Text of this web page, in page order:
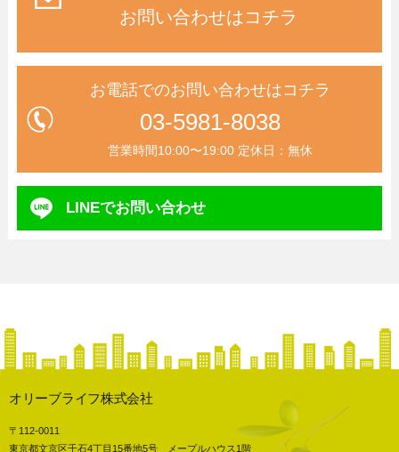
お問い合わせはコチラ
お電話でのお問い合わせはコチラ
03-5981-8038
営業時間10:00〜19:00 定休日：無休
LINEでお問い合わせ
オリーブライフ株式会社
〒112-0011
東京都文京区千石4丁目15番地5号 メープルハウス1階